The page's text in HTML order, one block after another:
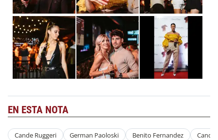
EN ESTA NOTA
Cande Ruggeri German Paoloski Benito Fernandez Cande